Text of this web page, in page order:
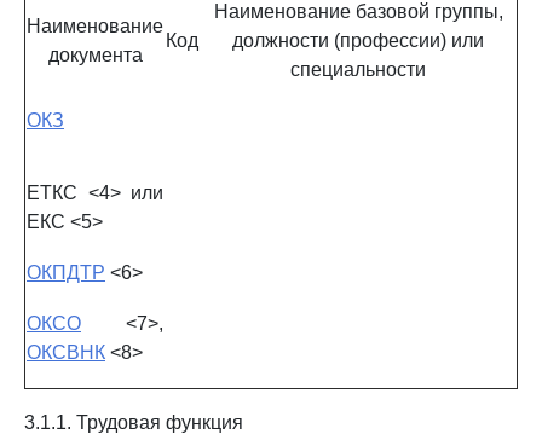
Наименование
документа
Код
Наименование базовой группы,
должности (профессии) или
специальности
ОКЗ
ЕТКС <4> или
ЕКС <5>
ОКПДТР <6>
ОКСО <7>,
ОКСВНК <8>
3.1.1. Трудовая функция